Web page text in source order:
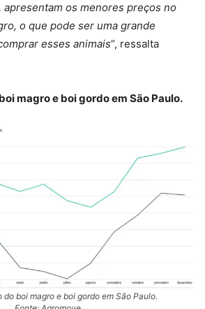
apresentam os menores preços no
o que pode ser uma grande
esses animais“, ressalta
magro e boi gordo em São Paulo.
do boi magro e boi gordo em São Paulo.